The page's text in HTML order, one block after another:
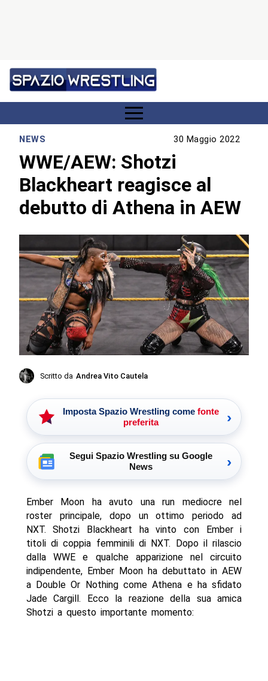
NEWS 30 Maggio 2022
WWE/AEW: Shotzi
Blackheart reagisce al
debutto di Athena in AEW
Scritto da Andrea Vito Cautela
Imposta Spazio Wrestling come fonte
preferita
›
Segui Spazio Wrestling su Google
News
›
Ember Moon ha avuto una run mediocre nel
roster principale, dopo un ottimo periodo ad
NXT. Shotzi Blackheart ha vinto con Ember i
titoli di coppia femminili di NXT. Dopo il rilascio
dalla WWE e qualche apparizione nel circuito
indipendente, Ember Moon ha debuttato in AEW
a Double Or Nothing come Athena e ha sfidato
Jade Cargill. Ecco la reazione della sua amica
Shotzi a questo importante momento: